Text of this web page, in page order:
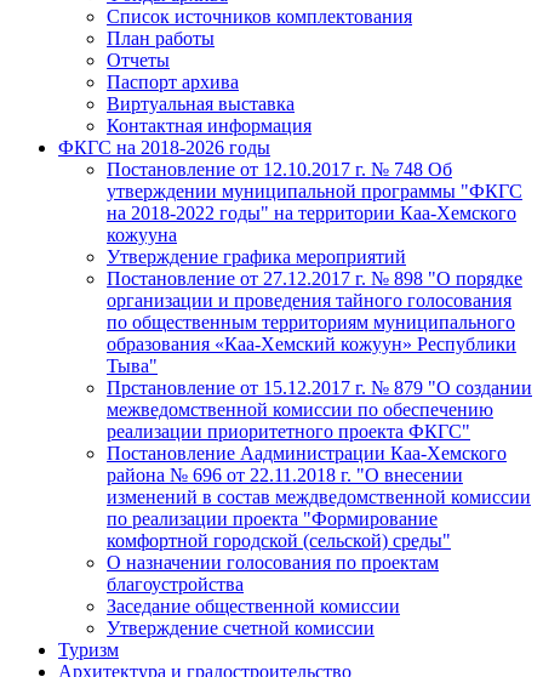
Список источников комплектования
План работы
Отчеты
Паспорт архива
Виртуальная выставка
Контактная информация
ФКГС на 2018-2026 годы
Постановление от 12.10.2017 г. № 748 Об
утверждении муниципальной программы "ФКГС
на 2018-2022 годы" на территории Каа-Хемского
кожууна
Утверждение графика мероприятий
Постановление от 27.12.2017 г. № 898 "О порядке
организации и проведения тайного голосования
по общественным территориям муниципального
образования «Каа-Хемский кожуун» Республики
Тыва"
Прстановление от 15.12.2017 г. № 879 "О создании
межведомственной комиссии по обеспечению
реализации приоритетного проекта ФКГС"
Постановление Аадминистрации Каа-Хемского
района № 696 от 22.11.2018 г. "О внесении
изменений в состав междведомственной комиссии
по реализации проекта "Формирование
комфортной городской (сельской) среды"
О назначении голосования по проектам
благоустройства
Заседание общественной комиссии
Утверждение счетной комиссии
Туризм
Архитектура и градостроительство